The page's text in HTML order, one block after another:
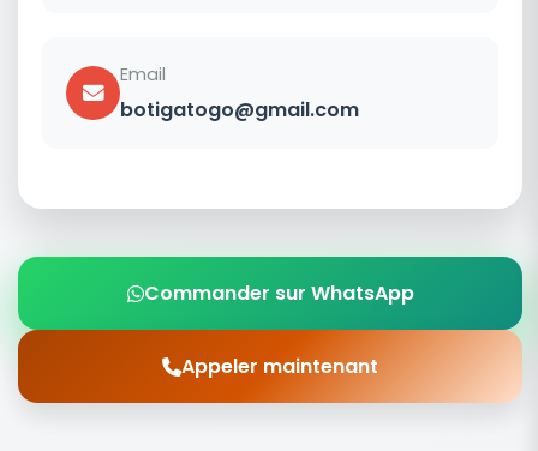
Email
botigatogo@gmail.com
Commander sur WhatsApp
Appeler maintenant